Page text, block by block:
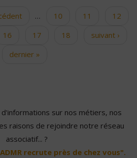
… 10 11
12
16 17 18
suivant ›
dernier »
sur nos métiers, nos
raisons de rejoindre notre réseau
associatif... ?
recrute près de chez vous".